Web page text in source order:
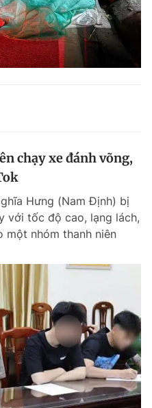
chạy xe đánh võng,
Hưng (Nam Định) bị
với tốc độ cao, lạng lách,
một nhóm thanh niên